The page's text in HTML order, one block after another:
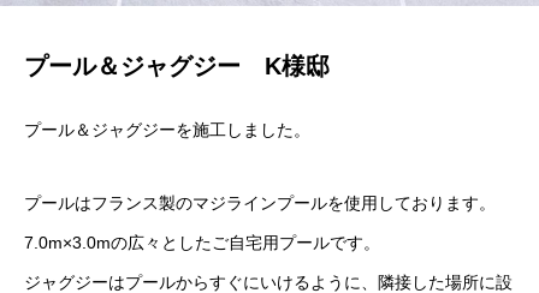
プール＆ジャグジー K様邸
プール＆ジャグジーを施工しました。
プールはフランス製のマジラインプールを使用しております。
7.0m×3.0mの広々としたご自宅用プールです。
ジャグジーはプールからすぐにいけるように、隣接した場所に設